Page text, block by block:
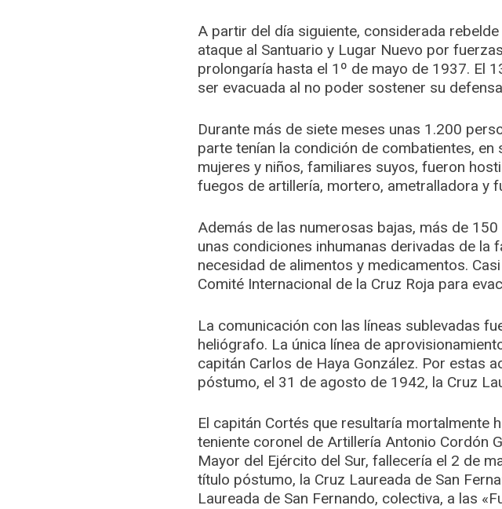
A partir del día siguiente, considerada
ataque al Santuario y Lugar Nuevo por
prolongaría hasta el 1º de mayo de 1937. El
ser evacuada al no poder sostener su
Durante más de siete meses unas 1.200
parte tenían la condición de combatientes,
mujeres y niños, familiares suyos, fueron
fuegos de artillería, mortero, ametralladora y
Además de las numerosas bajas, más de
unas condiciones inhumanas derivadas de la
necesidad de alimentos y medicamentos.
Comité Internacional de la Cruz Roja para
La comunicación con las líneas sublevadas
heliógrafo. La única línea de
capitán Carlos de Haya González. Por estas
póstumo, el 31 de agosto de 1942, la Cruz
El capitán Cortés que resultaría mortalmente
teniente coronel de Artillería Antonio Cordón
Mayor del Ejército del Sur, fallecería el 2 de
título póstumo, la Cruz Laureada de San
Laureada de San Fernando, colectiva, a las